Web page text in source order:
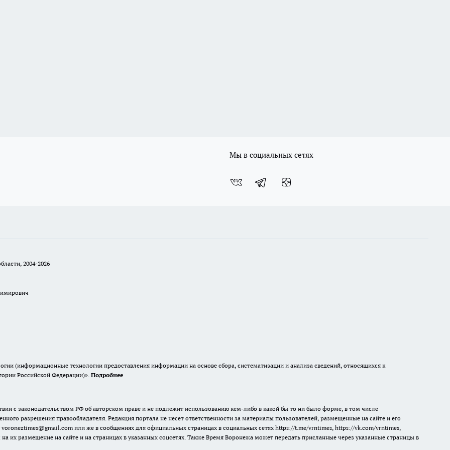
Мы в социальных сетях
2004-2026
(информационные технологии предоставления информации на основе сбора, систематизации и анализа сведений, относящихся к
Российской Федерации)». Подробнее
с законодательством РФ об авторском праве и не подлежит использованию кем-либо в какой бы то ни было форме, в том числе
разрешения правообладателя. Редакция портала не несет ответственности за материалы пользователей, размещенные на сайте и его
или же в сообщениях для официальных страницах в социальных сетях https://t.me/vrntimes, https://vk.com/vrntimes,
на их размещение на сайте и на страницах в указанных соцсетях. Также Время Воронежа может передать присланные через указанные страницы в